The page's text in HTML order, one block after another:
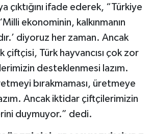
çıktığını ifade ederek, “Türkiye
ekonominin, kalkınmanın
diyoruz her zaman. Ancak
çiftçisi, Türk hayvancısı çok zor
desteklenmesi lazım.
bırakmaması, üretmeye
Ancak iktidar çiftçilerimizin
duymuyor.” dedi.